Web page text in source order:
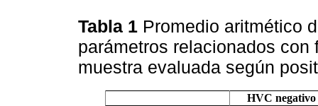
Tabla 1 Promedio aritmético
parámetros relacionados
muestra evaluada según
HVC negativo